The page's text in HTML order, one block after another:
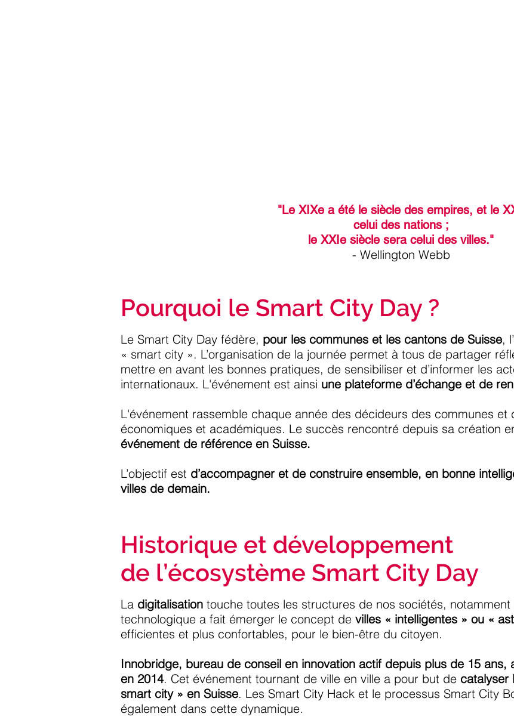
"Le XIXe a été le siècle des empires, et le
celui des nations ;
​le XXIe siècle sera celui des villes."
- Wellington Webb
Pourquoi le Smart City Day ?
Le Smart City Day fédère, pour les communes et les cantons de Suisse,
« smart city ». L’organisation de la journée permet à tous de partager
mettre en avant les bonnes pratiques, de sensibiliser et d’informer les
internationaux. L'événement est ainsi une plateforme d’échange et de
L'événement rassemble chaque année des décideurs des communes et
économiques et académiques. Le succès rencontré depuis sa création
événement de référence en Suisse.
L’objectif est d’accompagner et de construire ensemble, en bonne
villes de demain.
Historique et développement
de l’écosystème Smart City Day​
La digitalisation touche toutes les structures de nos sociétés,
technologique a fait émerger le concept de villes « intelligentes » ou «
efficientes et plus confortables, pour le bien-être du citoyen.
Innobridge, bureau de conseil en innovation actif depuis plus de 15 ans,
en 2014. Cet événement tournant de ville en ville a pour but de catalyser
smart city » en Suisse. Les Smart City Hack et le processus Smart City
également dans cette dynamique.